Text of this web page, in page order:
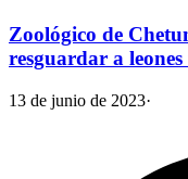
Zoológico de
resguardar a leones
13 de junio de 2023·